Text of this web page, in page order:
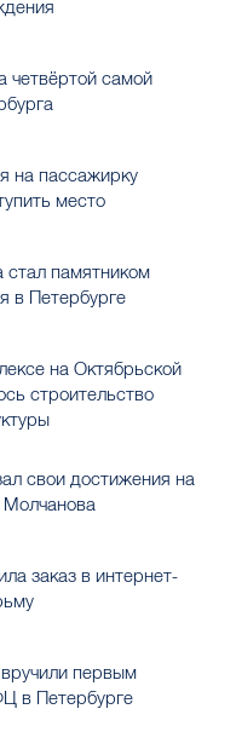
четвёртой самой
на пассажирку
место
памятником
в Петербурге
на Октябрьской
строительство
свои достижения на
Молчанова
заказ в интернет-
первым
в Петербурге